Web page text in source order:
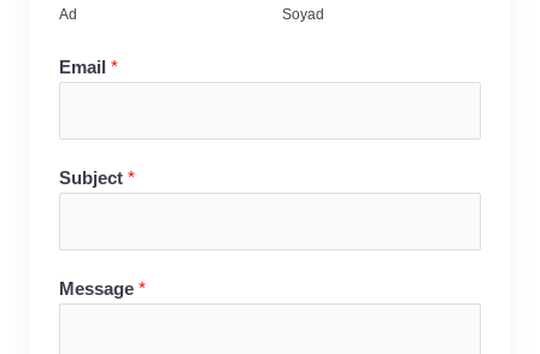
Ad Soyad
Email *
Subject *
Message *